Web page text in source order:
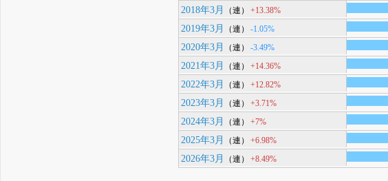
2018年3月
（連） +13.38%
2019年3月
（連） -1.05%
2020年3月
（連） -3.49%
2021年3月
（連） +14.36%
2022年3月
（連） +12.82%
2023年3月
（連） +3.71%
2024年3月
（連） +7%
2025年3月
（連） +6.98%
2026年3月
（連） +8.49%